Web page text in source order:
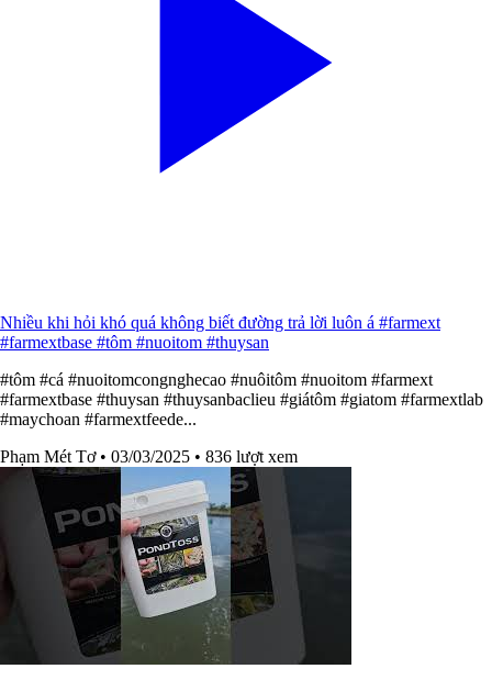
Nhiều khi hỏi khó quá không biết đường trả lời luôn á #farmext
#farmextbase #tôm #nuoitom #thuysan
#tôm #cá #nuoitomcongnghecao #nuôitôm #nuoitom #farmext
#farmextbase #thuysan #thuysanbaclieu #giátôm #giatom #farmextlab
#maychoan #farmextfeede...
Phạm Mét Tơ • 03/03/2025 • 836 lượt xem